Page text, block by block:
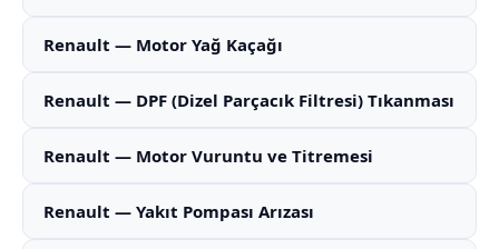
Renault — Motor Yağ Kaçağı
Renault — DPF (Dizel Parçacık Filtresi) Tıkanması
Renault — Motor Vuruntu ve Titremesi
Renault — Yakıt Pompası Arızası